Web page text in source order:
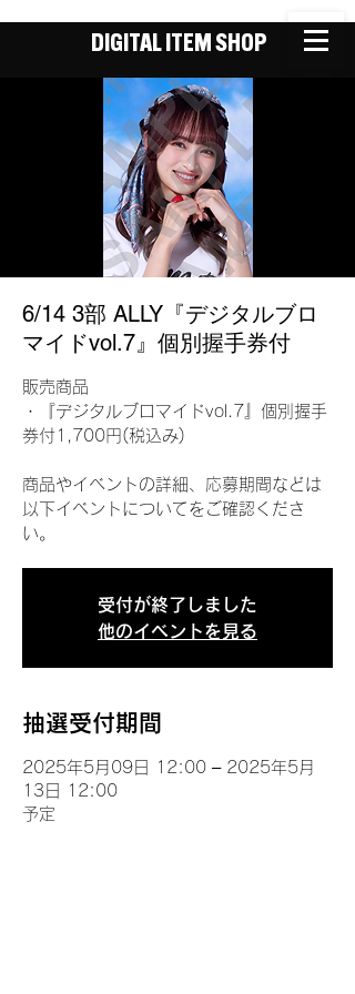
DIGITAL ITEM SHOP
6/14 3部 ALLY『デジタルブロ
マイドvol.7』個別握手券付
販売商品
・『デジタルブロマイドvol.7』個別握手
券付1,700円(税込み)
商品やイベントの詳細、応募期間などは
以下イベントについてをご確認くださ
い。
受付が終了しました
他のイベントを見る
抽選受付期間
2025年5月09日 12:00 – 2025年5月
13日 12:00
予定